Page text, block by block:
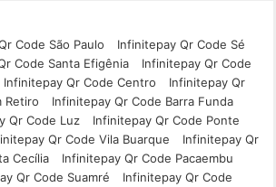
Code São Paulo
Infinitepay Qr Code Sé
Code Santa Efigênia
Infinitepay Qr Code
Infinitepay Qr Code Centro
Infinitepay Qr
Retiro
Infinitepay Qr Code Barra Funda
Qr Code Luz
Infinitepay Qr Code Ponte
Qr Code Vila Buarque
Infinitepay Qr
Cecília
Infinitepay Qr Code Pacaembu
Qr Code Suamré
Infinitepay Qr Code